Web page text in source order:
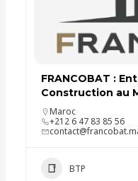
FRANCOBAT :
Construction au
Maroc
+212 6 47 83 85 56
BTP